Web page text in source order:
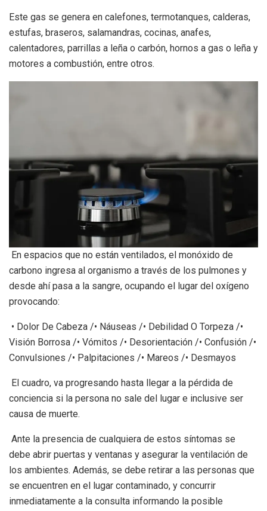
Este gas se genera en calefones, termotanques, calderas,
estufas, braseros, salamandras, cocinas, anafes,
calentadores, parrillas a leña o carbón, hornos a gas o leña y
motores a combustión, entre otros.
En espacios que no están ventilados, el monóxido de
carbono ingresa al organismo a través de los pulmones y
desde ahí pasa a la sangre, ocupando el lugar del oxígeno
provocando:
• Dolor De Cabeza /• Náuseas /• Debilidad O Torpeza /•
Visión Borrosa /• Vómitos /• Desorientación /• Confusión /•
Convulsiones /• Palpitaciones /• Mareos /• Desmayos
El cuadro, va progresando hasta llegar a la pérdida de
conciencia si la persona no sale del lugar e inclusive ser
causa de muerte.
Ante la presencia de cualquiera de estos síntomas se
debe abrir puertas y ventanas y asegurar la ventilación de
los ambientes. Además, se debe retirar a las personas que
se encuentren en el lugar contaminado, y concurrir
inmediatamente a la consulta informando la posible